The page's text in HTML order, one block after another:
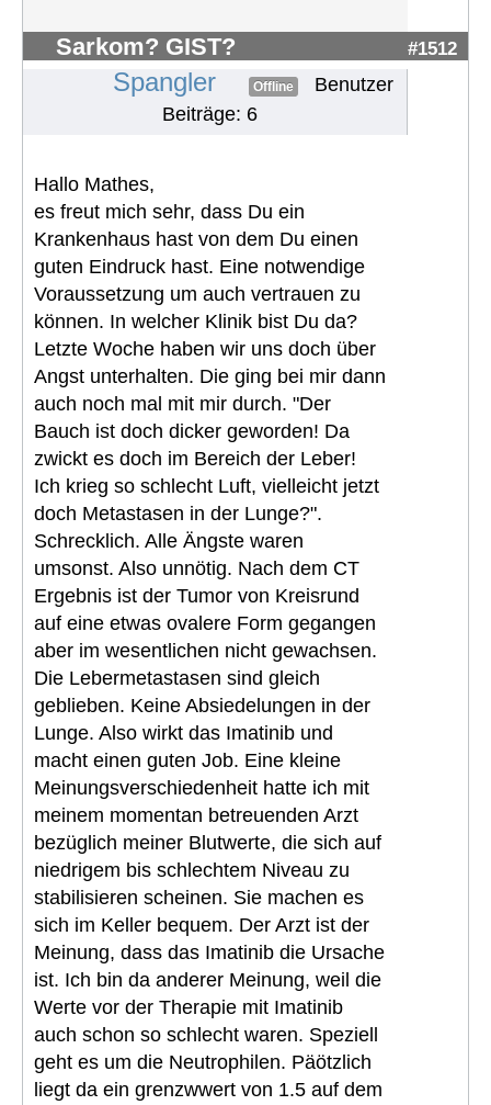
Sarkom? GIST? #1512
Spangler Offline
Benutzer
Beiträge: 6
Hallo Mathes,
es freut mich sehr, dass Du ein
Krankenhaus hast von dem Du einen
guten Eindruck hast. Eine notwendige
Voraussetzung um auch vertrauen zu
können. In welcher Klinik bist Du da?
Letzte Woche haben wir uns doch über
Angst unterhalten. Die ging bei mir dann
auch noch mal mit mir durch. "Der
Bauch ist doch dicker geworden! Da
zwickt es doch im Bereich der Leber!
Ich krieg so schlecht Luft, vielleicht jetzt
doch Metastasen in der Lunge?".
Schrecklich. Alle Ängste waren
umsonst. Also unnötig. Nach dem CT
Ergebnis ist der Tumor von Kreisrund
auf eine etwas ovalere Form gegangen
aber im wesentlichen nicht gewachsen.
Die Lebermetastasen sind gleich
geblieben. Keine Absiedelungen in der
Lunge. Also wirkt das Imatinib und
macht einen guten Job. Eine kleine
Meinungsverschiedenheit hatte ich mit
meinem momentan betreuenden Arzt
bezüglich meiner Blutwerte, die sich auf
niedrigem bis schlechtem Niveau zu
stabilisieren scheinen. Sie machen es
sich im Keller bequem. Der Arzt ist der
Meinung, dass das Imatinib die Ursache
ist. Ich bin da anderer Meinung, weil die
Werte vor der Therapie mit Imatinib
auch schon so schlecht waren. Speziell
geht es um die Neutrophilen. Päötzlich
liegt da ein grenzwwert von 1.5 auf dem